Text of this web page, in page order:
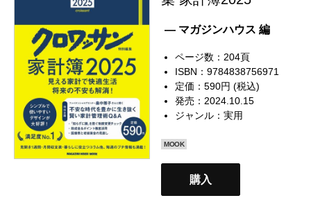
— マガジンハウス 編
ページ数：204頁
ISBN：9784838756971
定価：590円 (税込)
発売：2024.10.15
ジャンル：実用
MOOK
購入